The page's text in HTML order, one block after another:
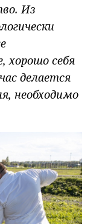
Из
хорошо себя
делается
необходимо